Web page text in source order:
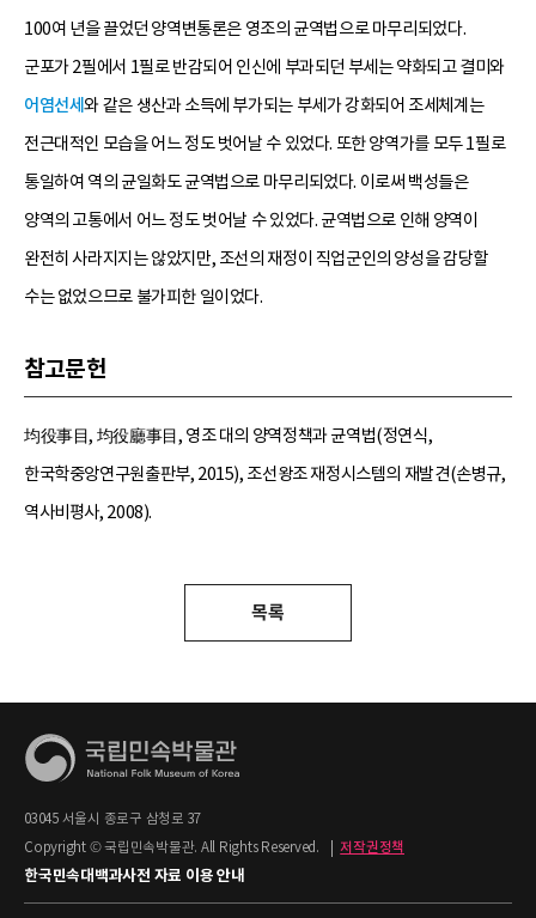
100여 년을 끌었던 양역변통론은 영조의 균역법으로 마무리되었다.
군포가 2필에서 1필로 반감되어 인신에 부과되던 부세는 약화되고 결미와
어염선세와 같은 생산과 소득에 부가되는 부세가 강화되어 조세체계는
전근대적인 모습을 어느 정도 벗어날 수 있었다. 또한 양역가를 모두 1필로
통일하여 역의 균일화도 균역법으로 마무리되었다. 이로써 백성들은
양역의 고통에서 어느 정도 벗어날 수 있었다. 균역법으로 인해 양역이
완전히 사라지지는 않았지만, 조선의 재정이 직업군인의 양성을 감당할
수는 없었으므로 불가피한 일이었다.
참고문헌
均役事目, 均役廳事目, 영조 대의 양역정책과 균역법(정연식,
한국학중앙연구원출판부, 2015), 조선왕조 재정시스템의 재발견(손병규,
역사비평사, 2008).
목록
03045 서울시 종로구 삼청로 37
Copyright © 국립민속박물관. All Rights Reserved.
저작권정책
한국민속대백과사전 자료 이용 안내